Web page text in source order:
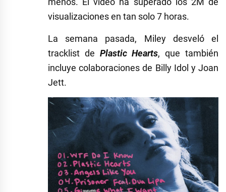
visualizaciones en tan solo 7 horas.
La semana pasada, Miley desveló el
tracklist de Plastic Hearts, que también
incluye colaboraciones de Billy Idol y Joan
Jett.